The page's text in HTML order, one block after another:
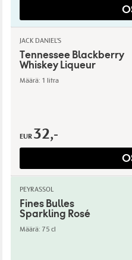
JACK DANIEL'S
Tennessee Blackberry
Whiskey Liqueur
Määrä: 1 litra
EUR 32,-
PEYRASSOL
Fines Bulles
Sparkling Rosé
Määrä: 75 cl